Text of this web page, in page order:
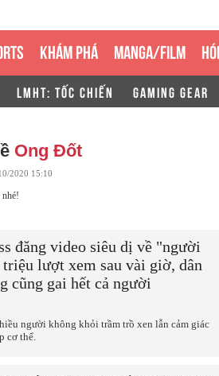
KHÁM PHÁ MANGA/FILM
LMHT: TỐC CHIẾN GAMING GEAR
Ong Đốt
2020 15:10
đăng video siêu dị về "người
lượt xem sau vài giờ, dân
cũng gai hết cả người
người không khỏi trầm trồ xen lẫn cảm giác
cơ thể.